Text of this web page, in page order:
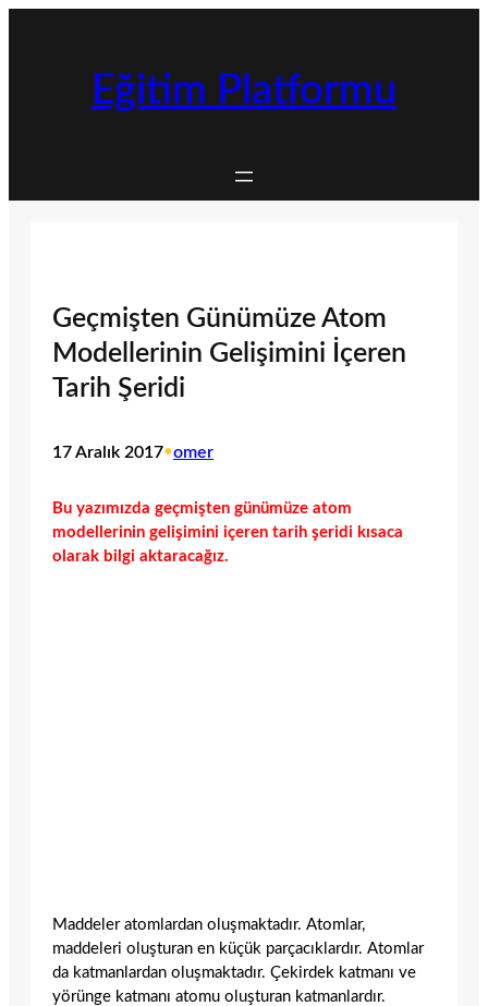
Eğitim Platformu
Geçmişten Günümüze Atom
Modellerinin Gelişimini İçeren
Tarih Şeridi
17 Aralık 2017•omer
Bu yazımızda geçmişten günümüze atom
modellerinin gelişimini içeren tarih şeridi kısaca
olarak bilgi aktaracağız.
Maddeler atomlardan oluşmaktadır. Atomlar,
maddeleri oluşturan en küçük parçacıklardır. Atomlar
da katmanlardan oluşmaktadır. Çekirdek katmanı ve
yörünge katmanı atomu oluşturan katmanlardır.